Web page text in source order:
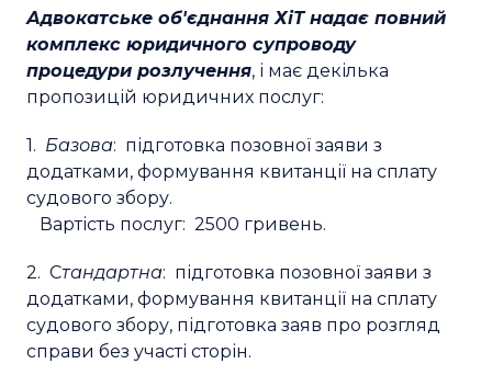
Адвокатське об'єднання ХіТ надає повний
комплекс юридичного супроводу
процедури розлучення, і має декілька
пропозицій юридичних послуг:
1. Базова: підготовка позовної заяви з
додатками, формування квитанції на сплату
судового збору.
Вартість послуг: 2500 гривень.
2. Стандартна: підготовка позовної заяви з
додатками, формування квитанції на сплату
судового збору, підготовка заяв про розгляд
справи без участі сторін.